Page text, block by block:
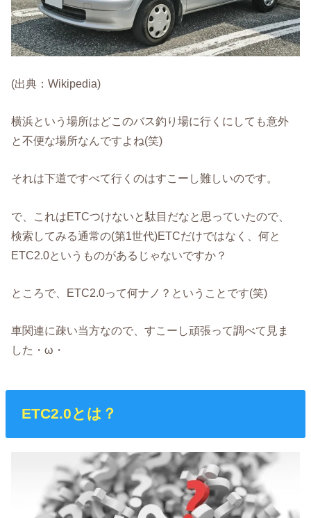
(出典：Wikipedia)
横浜という場所はどこのバス釣り場に行くにしても意外
と不便な場所なんですよね(笑)
それは下道ですべて行くのはすこーし難しいのです。
で、これはETCつけないと駄目だなと思っていたので、
検索してみる通常の(第1世代)ETCだけではなく、何と
ETC2.0というものがあるじゃないですか？
ところで、ETC2.0って何ナノ？ということです(笑)
車関連に疎い当方なので、すこーし頑張って調べて見ま
した・ω・
ETC2.0とは？